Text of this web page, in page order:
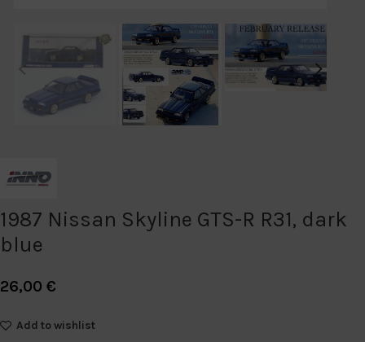
1987 Nissan Skyline GTS-R R31, dark
blue
26,00 €
Add to wishlist